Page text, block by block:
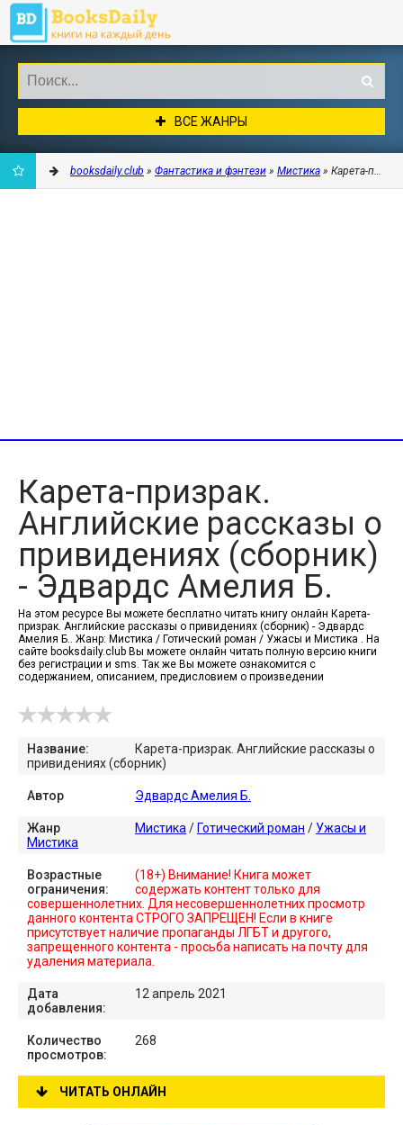
ВСЕ ЖАНРЫ
booksdaily.club » Фантастика и фэнтези » Мистика » Карета-
Карета-призрак.
Английские рассказы о
привидениях (сборник)
- Эдвардс Амелия Б.
На этом ресурсе Вы можете бесплатно читать книгу онлайн Карета-
призрак. Английские рассказы о привидениях (сборник) - Эдвардс
Амелия Б.. Жанр: Мистика / Готический роман / Ужасы и Мистика . На
сайте booksdaily.club Вы можете онлайн читать полную версию книги
без регистрации и sms. Так же Вы можете ознакомится с
содержанием, описанием, предисловием о произведении
Название:
Карета-призрак. Английские рассказы о
привидениях (сборник)
Автор Эдвардс Амелия Б.
Жанр Мистика / Готический роман / Ужасы и
Мистика
Возрастные
ограничения:
(18+) Внимание! Книга может
содержать контент только для
совершеннолетних. Для несовершеннолетних просмотр
данного контента СТРОГО ЗАПРЕЩЕН! Если в книге
присутствует наличие пропаганды ЛГБТ и другого,
запрещенного контента - просьба написать на почту для
удаления материала.
Дата
добавления:
12 апрель 2021
Количество
просмотров:
268
ЧИТАТЬ ОНЛАЙН